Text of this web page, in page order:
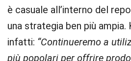
è casuale all’interno del
una strategia ben più ampia.
infatti: “Continueremo a
più popolari per offrire